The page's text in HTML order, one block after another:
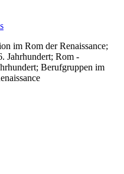
im Rom der Renaissance;
Jahrhundert; Rom -
Berufgruppen im